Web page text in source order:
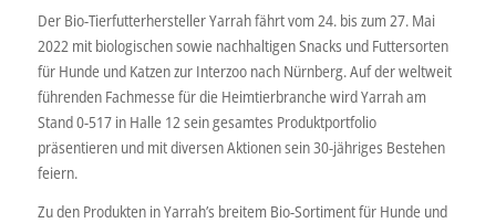
Der Bio-Tierfutterhersteller Yarrah fährt vom 24. bis zum 27. Mai
2022 mit biologischen sowie nachhaltigen Snacks und Futtersorten
für Hunde und Katzen zur Interzoo nach Nürnberg. Auf der weltweit
führenden Fachmesse für die Heimtierbranche wird Yarrah am
Stand 0-517 in Halle 12 sein gesamtes Produktportfolio
präsentieren und mit diversen Aktionen sein 30-jähriges Bestehen
feiern.
Zu den Produkten in Yarrah’s breitem Bio-Sortiment für Hunde und